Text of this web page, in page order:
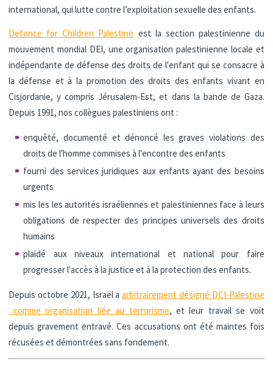
international, qui lutte contre l’exploitation sexuelle des enfants.
Defence for Children Palestine est la section palestinienne du
mouvement mondial DEI, une organisation palestinienne locale et
indépendante de défense des droits de l'enfant qui se consacre à
la défense et à la promotion des droits des enfants vivant en
Cisjordanie, y compris Jérusalem-Est, et dans la bande de Gaza.
Depuis 1991, nos collègues palestiniens ont :
enquêté, documenté et dénoncé les graves violations des
droits de l'homme commises à l'encontre des enfants
fourni des services juridiques aux enfants ayant des besoins
urgents
mis les les autorités israéliennes et palestiniennes face à leurs
obligations de respecter des principes universels des droits
humains
plaidé aux niveaux international et national pour faire
progresser l'accès à la justice et à la protection des enfants.
Depuis octobre 2021, Israël aarbitrairement désigné DCI-Palestine
comme organisation liée au terrorisme, et leur travail se voit
depuis gravement entravé. Ces accusations ont été maintes fois
récusées et démontrées sans fondement.